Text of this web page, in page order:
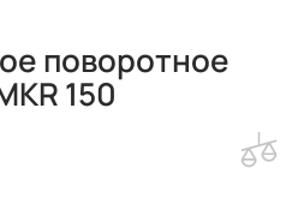
поворотное
150